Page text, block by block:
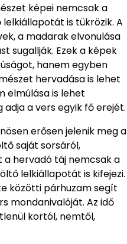
képei nemcsak a
is tükrözik. A
a madarak elvonulása
sugallják. Ezek a képek
hanem egyben
hervadása is lehet
elmúlása is lehet
a vers egyik fő erejét.
erősen jelenik meg a
saját sorsáról,
a hervadó táj nemcsak a
lelkiállapotát is kifejezi.
közötti párhuzam segít
mondanivalóját. Az idő
kortól, nemtől,